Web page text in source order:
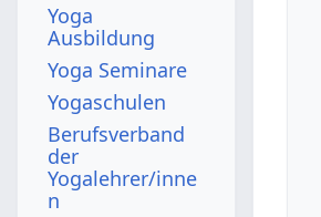
Yoga
Ausbildung
Yoga Seminare
Yogaschulen
Berufsverband
der
Yogalehrer/inne
n